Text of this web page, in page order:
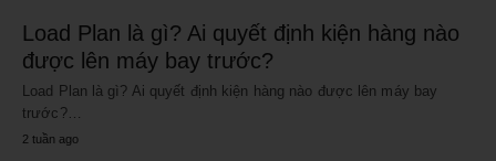
Load Plan là gì? Ai quyết định kiện hàng nào
được lên máy bay trước?
Load Plan là gì? Ai quyết định kiện hàng nào được lên máy bay
trước?…
2 tuần ago